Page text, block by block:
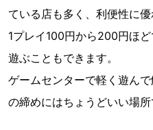
ている店も多く、利便性に優
1プレイ100円から200円ほ
遊ぶこともできます。
ゲームセンターで軽く遊ん
の締めにはちょうどいい場所